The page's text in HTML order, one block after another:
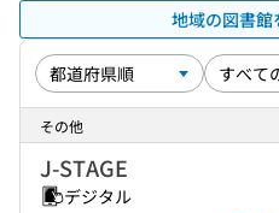
地域の図書館
その他
J-STAGE
デジタル